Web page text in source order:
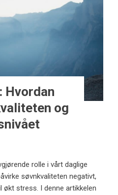
Hvordan
og
rolle i vårt daglige
søvnkvaliteten negativt,
stress. I denne artikkelen